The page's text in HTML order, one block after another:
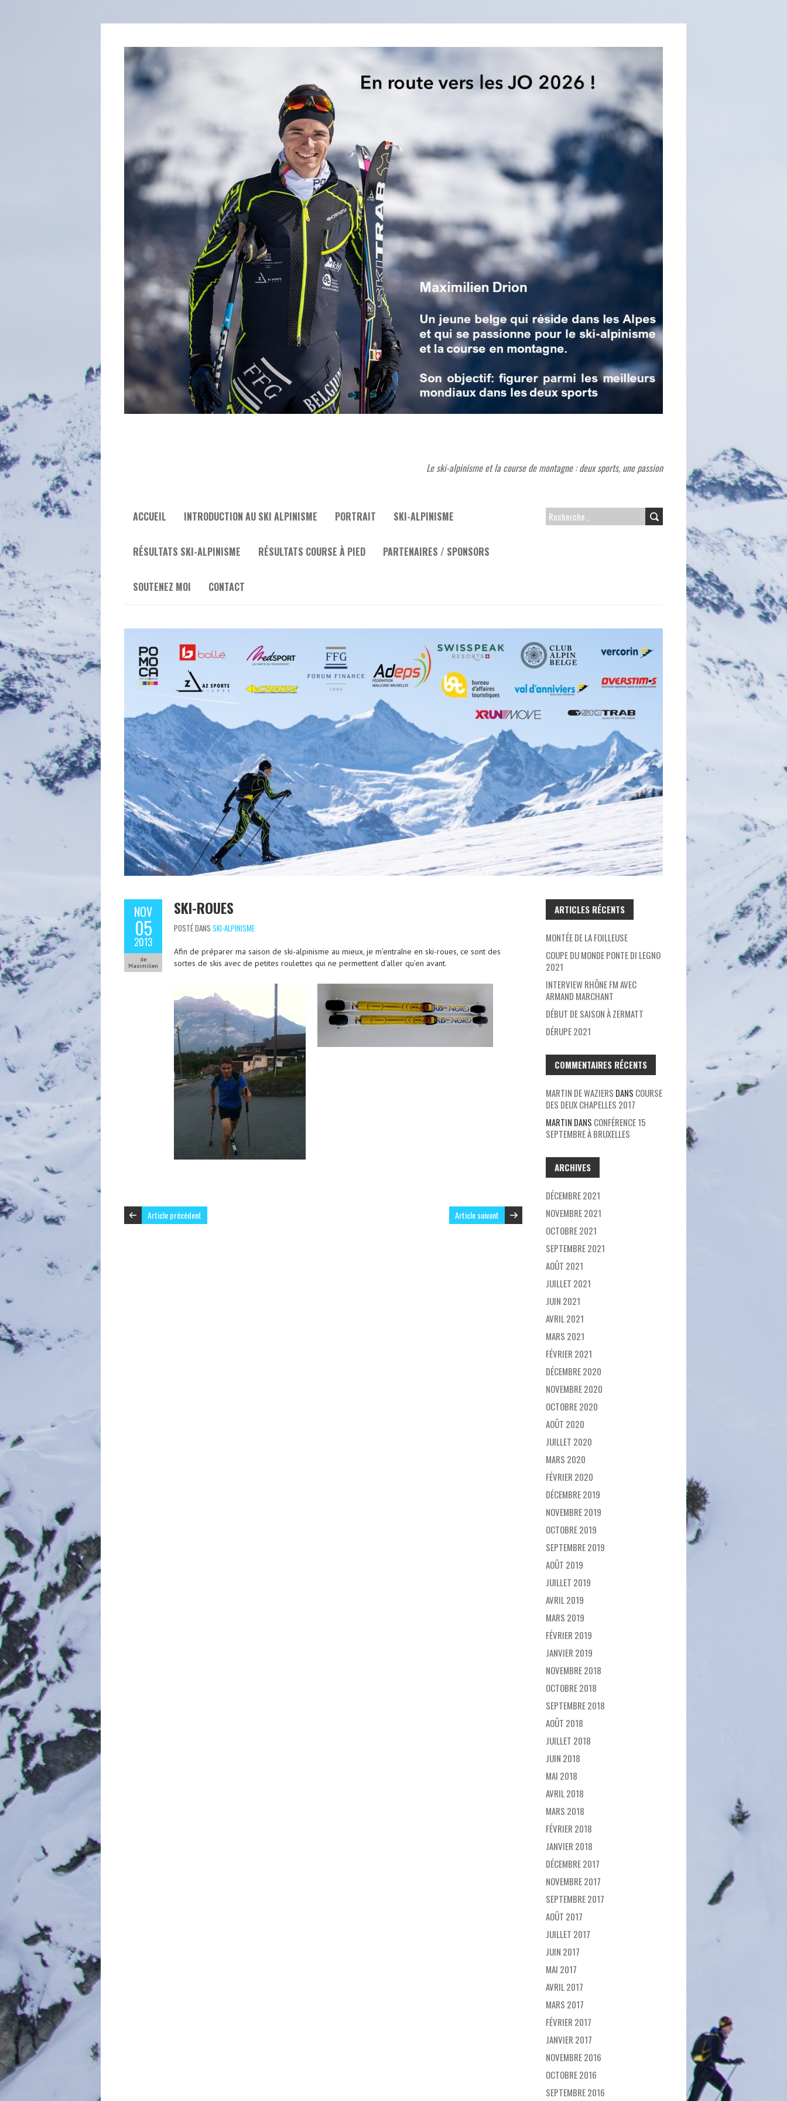
Le ski-alpinisme et la course de montagne : deux sports, une passion
ACCUEIL INTRODUCTION AU SKI ALPINISME PORTRAIT SKI-ALPINISME
RÉSULTATS SKI-ALPINISME RÉSULTATS COURSE À PIED PARTENAIRES / SPONSORS
SOUTENEZ MOI CONTACT
R
E
NOV
05
2013
de
Maximilien
SKI-ROUES
POSTÉ DANS SKI-ALPINISME
Afin de préparer ma saison de ski-alpinisme au mieux, je m’entraîne en ski-roues, ce sont des
sortes de skis avec de petites roulettes qui ne permettent d’aller qu’en avant.
Article précédent Article suivant
ARTICLES RÉCENTS
MONTÉE DE LA FOILLEUSE
COUPE DU MONDE PONTE DI LEGNO
2021
INTERVIEW RHÔNE FM AVEC
ARMAND MARCHANT
DÉBUT DE SAISON À ZERMATT
DÉRUPE 2021
COMMENTAIRES RÉCENTS
MARTIN DE WAZIERS DANS COURSE
DES DEUX CHAPELLES 2017
MARTIN DANS CONFÉRENCE 15
SEPTEMBRE À BRUXELLES
ARCHIVES
DÉCEMBRE 2021
NOVEMBRE 2021
OCTOBRE 2021
SEPTEMBRE 2021
AOÛT 2021
JUILLET 2021
JUIN 2021
AVRIL 2021
MARS 2021
FÉVRIER 2021
DÉCEMBRE 2020
NOVEMBRE 2020
OCTOBRE 2020
AOÛT 2020
JUILLET 2020
MARS 2020
FÉVRIER 2020
DÉCEMBRE 2019
NOVEMBRE 2019
OCTOBRE 2019
SEPTEMBRE 2019
AOÛT 2019
JUILLET 2019
AVRIL 2019
MARS 2019
FÉVRIER 2019
JANVIER 2019
NOVEMBRE 2018
OCTOBRE 2018
SEPTEMBRE 2018
AOÛT 2018
JUILLET 2018
JUIN 2018
MAI 2018
AVRIL 2018
MARS 2018
FÉVRIER 2018
JANVIER 2018
DÉCEMBRE 2017
NOVEMBRE 2017
SEPTEMBRE 2017
AOÛT 2017
JUILLET 2017
JUIN 2017
MAI 2017
AVRIL 2017
MARS 2017
FÉVRIER 2017
JANVIER 2017
NOVEMBRE 2016
OCTOBRE 2016
SEPTEMBRE 2016